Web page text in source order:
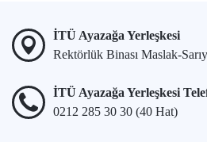
İTÜ Ayazağa Yerleşkesi
Rektörlük Binası Maslak-
İTÜ Ayazağa Yerleşkesi
0212 285 30 30 (40 Hat)